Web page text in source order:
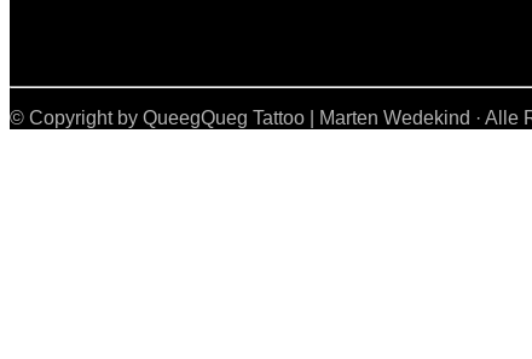
© Copyright by QueegQueg Tattoo | Marten Wedekind · Alle